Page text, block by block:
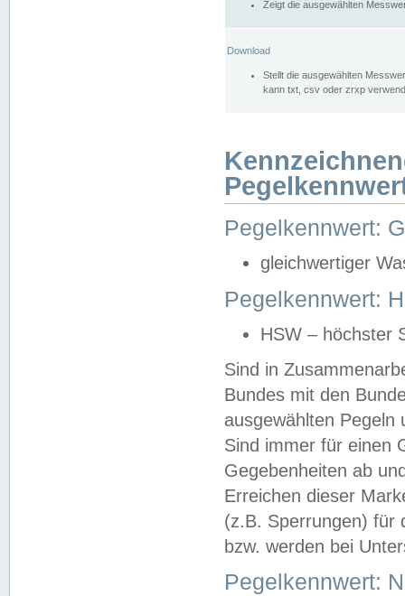
Zeigt die ausgewählten
Download
Stellt die ausgewählten
kann txt, csv oder zrxp
Pegelkennwert:
gleichwertiger
Pegelkennwert:
HSW – höchster
Sind in
Bundes mit den
ausgewählten
Sind immer für einen
Gegebenheiten ab
Erreichen dieser
(z.B. Sperrungen) für
bzw. werden bei
Pegelkennwert: